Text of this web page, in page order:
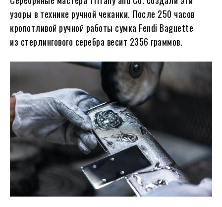
узоры в технике ручной чеканки. После 250 часов
кропотливой ручной работы сумка Fendi Baguette
из стерлингового серебра весит 2356 граммов.